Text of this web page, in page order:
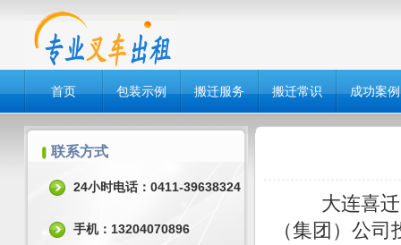
首页 包装示例 搬迁服务 搬迁常识 成功案例
联系方式
24小时电话：0411-39638324
手机：13204070896
大连喜迁吊
（集团）公